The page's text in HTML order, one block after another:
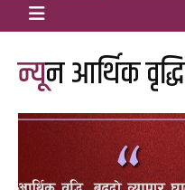
न्यून आर्थिक वृद्धि